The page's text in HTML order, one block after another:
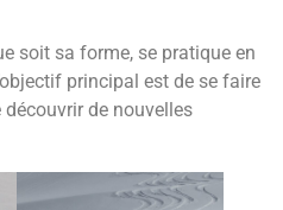
soit sa forme, se pratique en
principal est de se faire
de nouvelles